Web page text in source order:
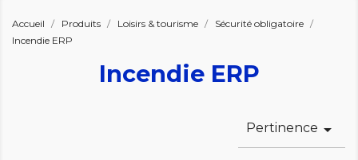
Accueil Produits Loisirs & tourisme
Sécurité obligatoire
Incendie ERP
Incendie ERP
Pertinence 